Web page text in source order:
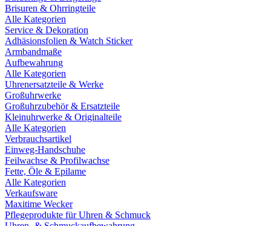
Brisuren & Ohrringteile
Alle Kategorien
Service & Dekoration
Adhäsionsfolien & Watch Sticker
Armbandmaße
Aufbewahrung
Alle Kategorien
Uhrenersatzteile & Werke
Großuhrwerke
Großuhrzubehör & Ersatzteile
Kleinuhrwerke & Originalteile
Alle Kategorien
Verbrauchsartikel
Einweg-Handschuhe
Feilwachse & Profilwachse
Fette, Öle & Epilame
Alle Kategorien
Verkaufsware
Maxitime Wecker
Pflegeprodukte für Uhren & Schmuck